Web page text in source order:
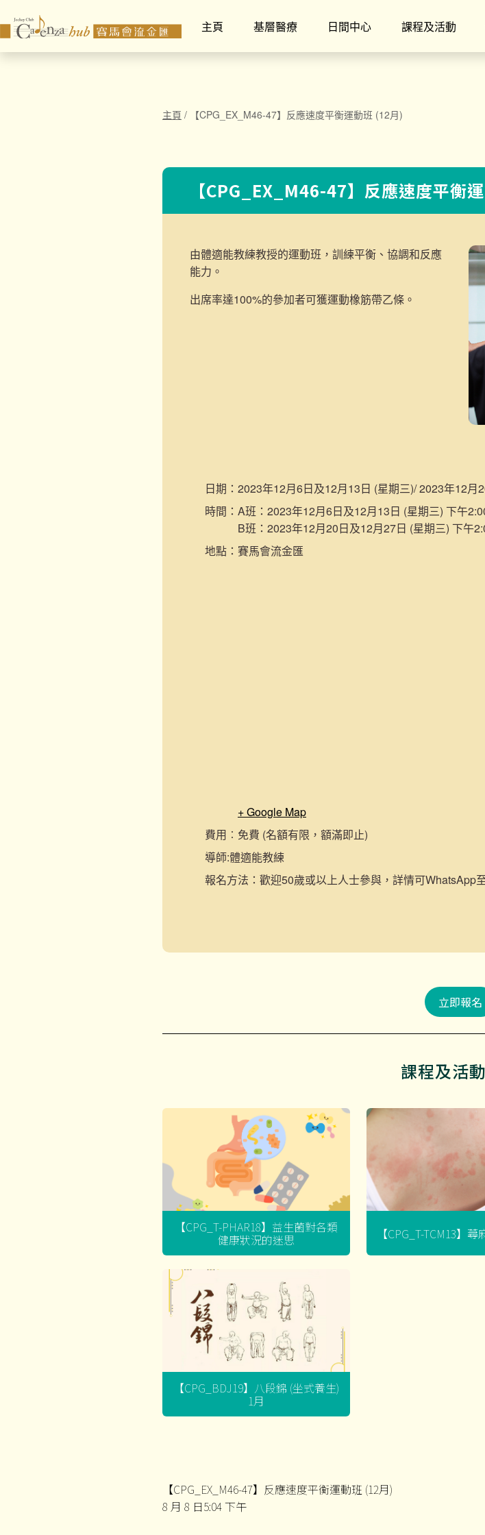
主頁 基層醫療 日間中心 課程及活動
主頁 / 【CPG_EX_M46-47】反應速度平衡運動班 (12月)
【CPG_EX_M46-47】反應速度平衡
由體適能教練教授的運動班，訓練平衡、協調和反應
能力。
出席率達100%的參加者可獲運動橡筋帶乙條。
日期： 2023年12月6日及12月13日 (星期三)/ 2023年12月
時間： A班：2023年12月6日及12月13日 (星期三) 下午
B班：2023年12月20日及12月27日 (星期三) 下午
地點： 賽馬會流金匯
+ Google Map
費用︰ 免費 (名額有限，額滿即止)
導師:體適能教練
報名方法： 歡迎50歲或以上人士參與，詳情可WhatsApp
立即報名
課程及活
【CPG_T-PHAR18】益生菌對各類
健康狀況的迷思 【CPG_T-TCM13】
【CPG_BDJ19】八段錦 (坐式養生)
1月
【CPG_EX_M46-47】反應速度平衡運動班 (12月)
8 月 8 日5:04 下午